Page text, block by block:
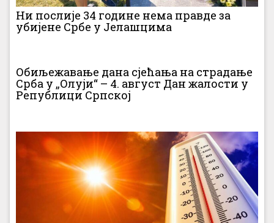
Ни послије 34 године нема правде за
убијене Србе у Јелашцима
Обиљежавање дана сјећања на страдање
Срба у „Олуји“ – 4. август Дан жалости у
Републици Српској